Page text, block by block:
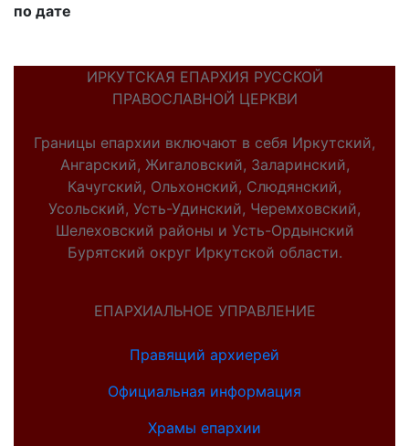
по дате
ИРКУТСКАЯ ЕПАРХИЯ РУССКОЙ
ПРАВОСЛАВНОЙ ЦЕРКВИ
Границы епархии включают в себя Иркутский,
Ангарский, Жигаловский, Заларинский,
Качугский, Ольхонский, Слюдянский,
Усольский, Усть-Удинский, Черемховский,
Шелеховский районы и Усть-Ордынский
Бурятский округ Иркутской области.
ЕПАРХИАЛЬНОЕ УПРАВЛЕНИЕ
Правящий архиерей
Официальная информация
Храмы епархии